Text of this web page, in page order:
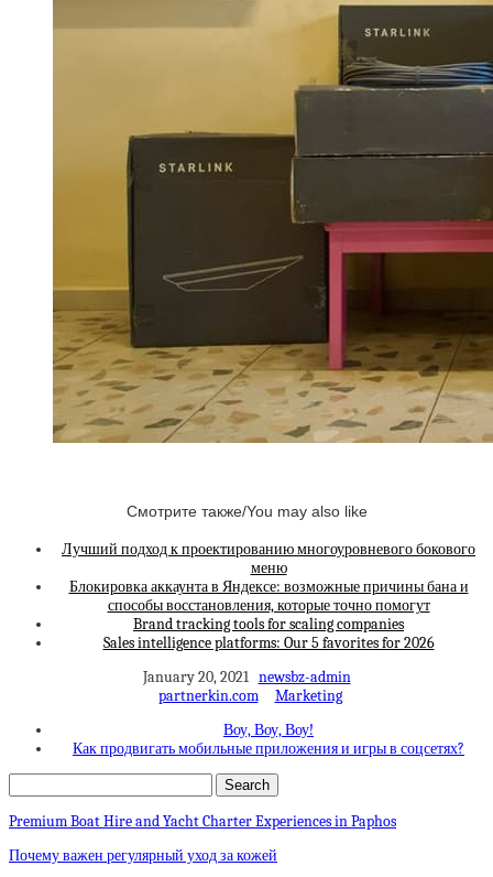
Смотрите также/You may also like
Лучший подход к проектированию многоуровневого бокового
меню
Блокировка аккаунта в Яндексе: возможные причины бана и
способы восстановления, которые точно помогут
Brand tracking tools for scaling companies
Sales intelligence platforms: Our 5 favorites for 2026
January 20, 2021 newsbz-admin
partnerkin.com
Marketing
Воу, Воу, Воу!
Как продвигать мобильные приложения и игры в соцсетях?
Premium Boat Hire and Yacht Charter Experiences in Paphos
Почему важен регулярный уход за кожей